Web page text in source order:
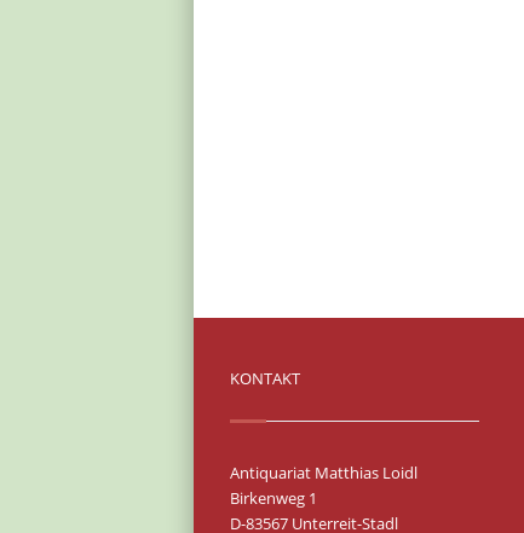
KONTAKT
Antiquariat Matthias Loidl
Birkenweg 1
D-83567 Unterreit-Stadl